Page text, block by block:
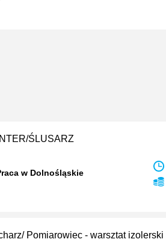
ŚLUSARZ
w Dolnośląskie
Pomiarowiec - warsztat izolerski